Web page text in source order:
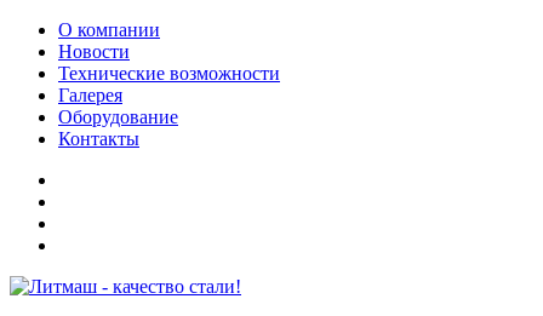
О компании
Новости
Технические возможности
Галерея
Оборудование
Контакты